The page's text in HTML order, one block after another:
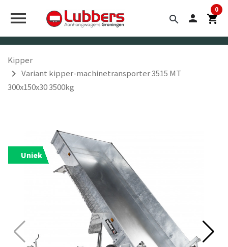
menu search person shopping_cart
0
Kipper
navigate_next Variant kipper-machinetransporter 3515 MT
300x150x30 3500kg
Uniek

